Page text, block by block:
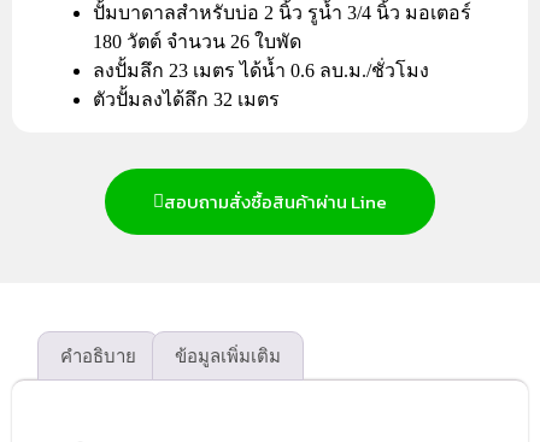
ปั้มบาดาลสำหรับบ่อ 2 นิ้ว รูน้ำ 3/4 นิ้ว มอเตอร์
180 วัตต์ จำนวน 26 ใบพัด
ลงปั้มลึก 23 เมตร ได้น้ำ 0.6 ลบ.ม./ชั่วโมง
ตัวปั้มลงได้ลึก 32 เมตร
สอบถามสั่งซื้อสินค้าผ่าน Line
คำอธิบาย ข้อมูลเพิ่มเติม